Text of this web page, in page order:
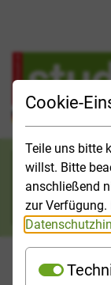
Cookie-
Teile uns bitte
willst. Bitte
anschließend
zur
Search